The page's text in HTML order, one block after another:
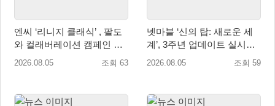
엔씨 ‘리니지 클래식’ , 팔도
와 컬래버레이션 캠페인 진
행
2026.08.05 조회 63
넷마블 ‘신의 탑: 새로운 세
계’, 3주년 업데이트 실시…
신규 가주 ‘연 이랑’ 등장
2026.08.05 조회 59